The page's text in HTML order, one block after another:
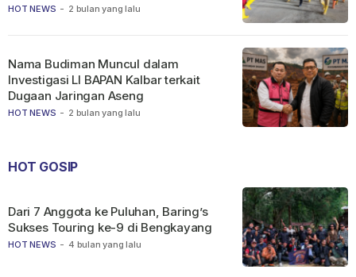
HOT NEWS - 2 bulan yang lalu
HOT NEWS - 2 bulan yang lalu
Nama Budiman Muncul dalam
Investigasi LI BAPAN Kalbar terkait
Dugaan Jaringan Aseng
HOT GOSIP
HOT NEWS - 4 bulan yang lalu
Dari 7 Anggota ke Puluhan, Baring’s
Sukses Touring ke-9 di Bengkayang